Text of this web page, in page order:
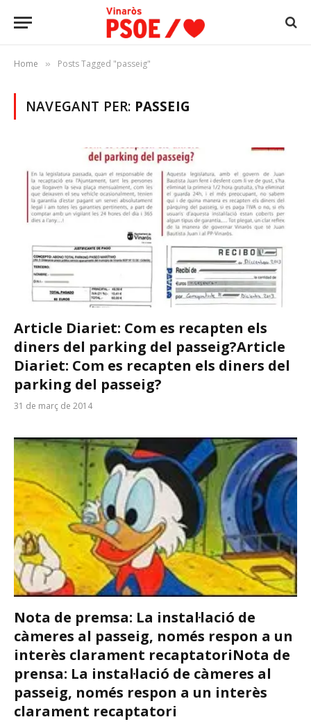
Home » Posts Tagged "passeig"
NAVEGANT PER: PASSEIG
Article Diariet: Com es recapten els
diners del parking del passeig?Article
Diariet: Com es recapten els diners del
parking del passeig?
31 de març de 2014
Nota de premsa: La instal·lació de
càmeres al passeig, només respon a un
interès clarament recaptatoriNota de
prensa: La instal·lació de càmeres al
passeig, només respon a un interès
clarament recaptatori